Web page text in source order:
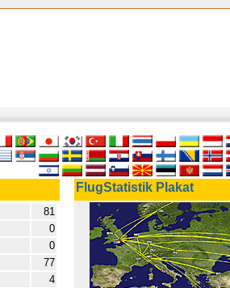
FlugStatistik Plakat
81
0
0
77
4